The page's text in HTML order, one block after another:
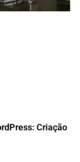
Criação